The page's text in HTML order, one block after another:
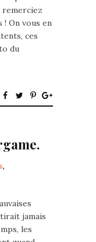
remerciez
On vous en
ces
du
,
jamais
les